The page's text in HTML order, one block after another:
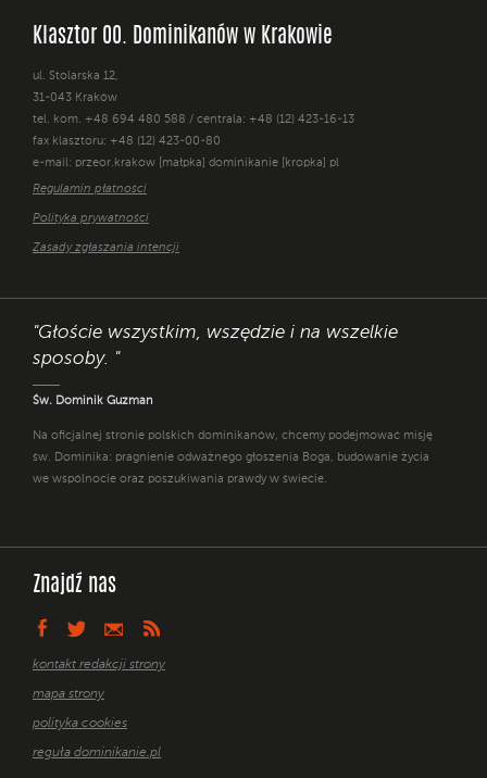
Klasztor OO. Dominikanów w Krakowie
ul. Stolarska 12,
31-043 Kraków
tel. kom. +48 694 480 588 / centrala: +48 (12) 423-16-13
fax klasztoru: +48 (12) 423-00-80
e-mail: przeor.krakow [małpka] dominikanie [kropka] pl
Regulamin płatności
Polityka prywatności
Zasady zgłaszania intencji
"Głoście wszystkim, wszędzie i na wszelkie
sposoby. "
Św. Dominik Guzman
Na oficjalnej stronie polskich dominikanów, chcemy podejmować misję
św. Dominika: pragnienie odważnego głoszenia Boga, budowanie życia
we wspólnocie oraz poszukiwania prawdy w świecie.
Znajdź nas
kontakt redakcji strony
mapa strony
polityka cookies
reguła dominikanie.pl